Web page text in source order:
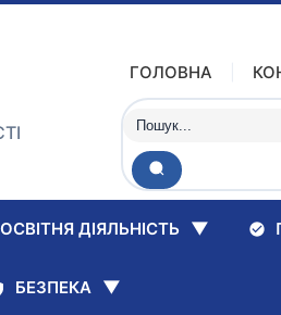
ГОЛОВНА
ОСВІТНЯ ДІЯЛЬНІСТЬ ▼
БЕЗПЕКА ▼